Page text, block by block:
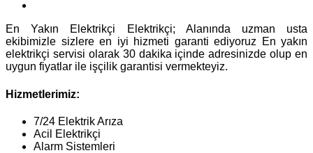
En Yakın Elektrikçi Elektrikçi; Alanında uzman usta
ekibimizle sizlere en iyi hizmeti garanti ediyoruz En yakın
elektrikçi servisi olarak 30 dakika içinde adresinizde olup en
uygun fiyatlar ile işçilik garantisi vermekteyiz.
Hizmetlerimiz:
7/24 Elektrik Arıza
Acil Elektrikçi
Alarm Sistemleri